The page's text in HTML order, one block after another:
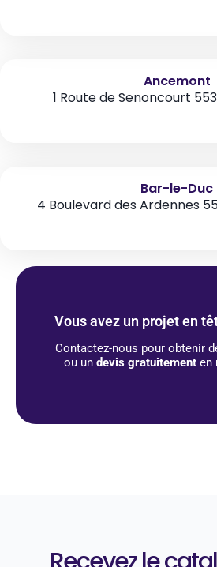
Ancemont
1 Route de Senoncourt
Bar-le-Duc
4 Boulevard des Ardennes
Vous avez un projet en
Contactez-nous pour obtenir
ou un devis gratuitement en